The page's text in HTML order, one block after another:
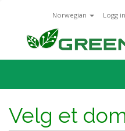
Norwegian Logg
Velg et